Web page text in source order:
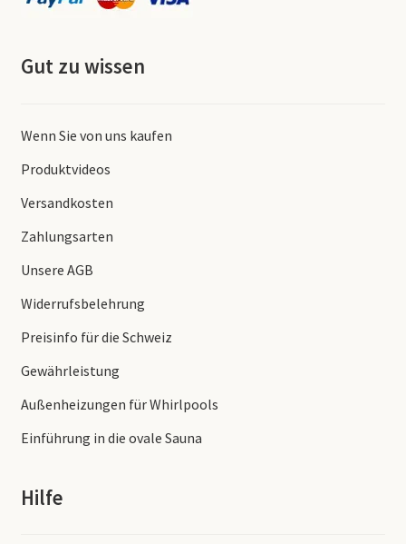
Gut zu wissen
Wenn Sie von uns kaufen
Produktvideos
Versandkosten
Zahlungsarten
Unsere AGB
Widerrufsbelehrung
Preisinfo für die Schweiz
Gewährleistung
Außenheizungen für Whirlpools
Einführung in die ovale Sauna
Hilfe